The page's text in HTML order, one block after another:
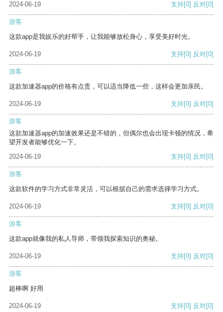
2024-06-19
支持[0] 反对[0]
游客
这款app是我娱乐的好帮手，让我能够放松身心，享受美好时光。
2024-06-19 支持[0] 反对[0]
游客
这款加速器app的价格有点贵，可以适当降低一些，这样会更加亲民。
2024-06-19 支持[0] 反对[0]
游客
这款加速器app的加速效果还是不错的，但偶尔也会出现卡顿的情况，希
望开发者能够优化一下。
2024-06-19
支持[0] 反对[0]
游客
这款软件的学习方式非常灵活，可以根据自己的需求选择学习方式。
2024-06-19 支持[0] 反对[0]
游客
这款app就像我的私人导师，带领我探索知识的奥秘。
2024-06-19 支持[0] 反对[0]
游客
超棒啊 好用
2024-06-19 支持[0] 反对[0]